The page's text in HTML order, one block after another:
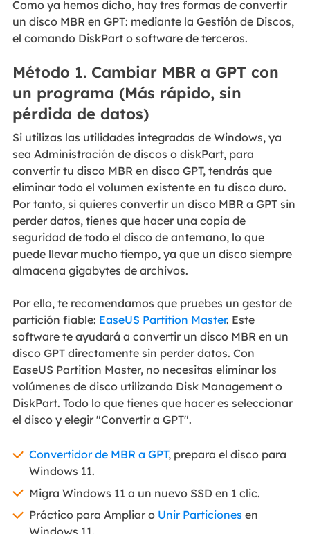
Como ya hemos dicho, hay tres formas de convertir
un disco MBR en GPT: mediante la Gestión de Discos,
el comando DiskPart o software de terceros.
Método 1. Cambiar MBR a GPT con
un programa (Más rápido, sin
pérdida de datos)
Si utilizas las utilidades integradas de Windows, ya
sea Administración de discos o diskPart, para
convertir tu disco MBR en disco GPT, tendrás que
eliminar todo el volumen existente en tu disco duro.
Por tanto, si quieres convertir un disco MBR a GPT sin
perder datos, tienes que hacer una copia de
seguridad de todo el disco de antemano, lo que
puede llevar mucho tiempo, ya que un disco siempre
almacena gigabytes de archivos.
Por ello, te recomendamos que pruebes un gestor de
partición fiable: EaseUS Partition Master. Este
software te ayudará a convertir un disco MBR en un
disco GPT directamente sin perder datos. Con
EaseUS Partition Master, no necesitas eliminar los
volúmenes de disco utilizando Disk Management o
DiskPart. Todo lo que tienes que hacer es seleccionar
el disco y elegir "Convertir a GPT".
Convertidor de MBR a GPT, prepara el disco para
Windows 11.
Migra Windows 11 a un nuevo SSD en 1 clic.
Práctico para Ampliar o Unir Particiones en